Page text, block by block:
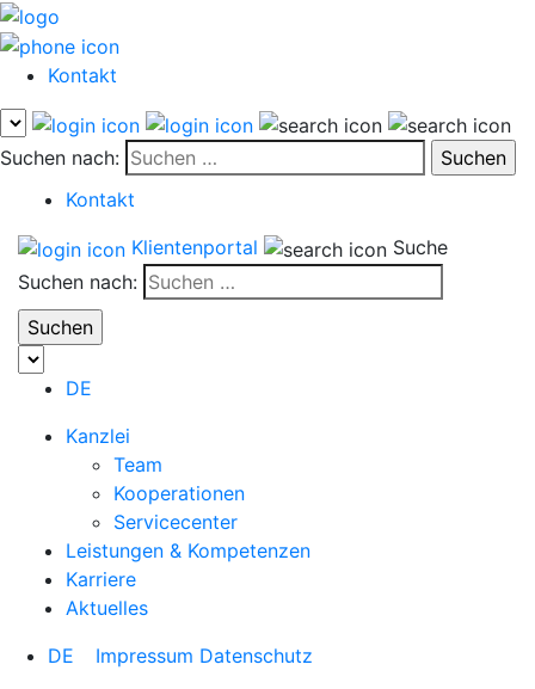
Kontakt
Suchen nach:
Kontakt
Klientenportal
Suche
Suchen nach:
DE
Kanzlei
Team
Kooperationen
Servicecenter
Leistungen & Kompetenzen
Karriere
Aktuelles
DE
Impressum Datenschutz